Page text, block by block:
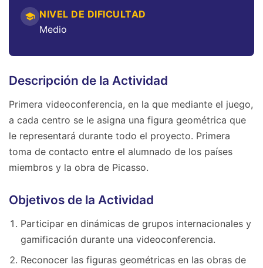
NIVEL DE DIFICULTAD
Medio
Descripción de la Actividad
Primera videoconferencia, en la que mediante el juego,
a cada centro se le asigna una figura geométrica que
le representará durante todo el proyecto. Primera
toma de contacto entre el alumnado de los países
miembros y la obra de Picasso.
Objetivos de la Actividad
Participar en dinámicas de grupos internacionales y
gamificación durante una videoconferencia.
Reconocer las figuras geométricas en las obras de